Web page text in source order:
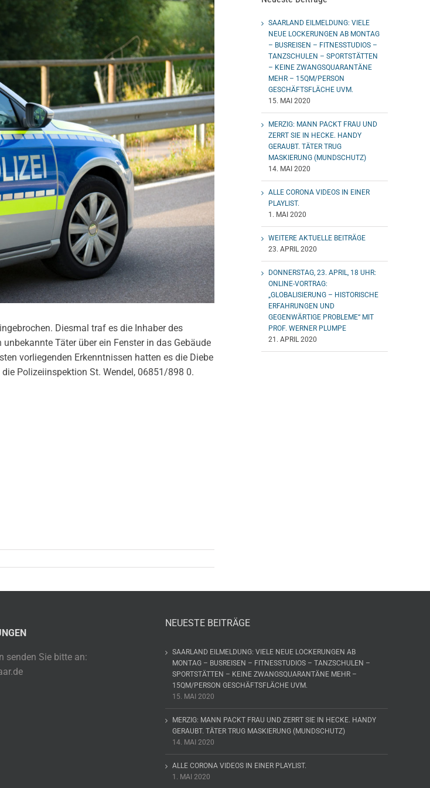
Diesmal traf es die Inhaber des
Täter über ein Fenster in das Gebäude
vorliegenden Erkenntnissen hatten es die Diebe
Polizeiinspektion St. Wendel, 06851/898 0.
SAARLAND EILMELDUNG: VIELE
NEUE LOCKERUNGEN AB MONTAG
– BUSREISEN – FITNESSTUDIOS –
TANZSCHULEN – SPORTSTÄTTEN
– KEINE ZWANGSQUARANTÄNE
MEHR – 15QM/PERSON
GESCHÄFTSFLÄCHE UVM.
15. MAI 2020
MERZIG: MANN PACKT FRAU UND
ZERRT SIE IN HECKE. HANDY
GERAUBT. TÄTER TRUG
MASKIERUNG (MUNDSCHUTZ)
14. MAI 2020
ALLE CORONA VIDEOS IN EINER
PLAYLIST.
1. MAI 2020
WEITERE AKTUELLE BEITRÄGE
23. APRIL 2020
DONNERSTAG, 23. APRIL, 18 UHR:
ONLINE-VORTRAG:
„GLOBALISIERUNG – HISTORISCHE
ERFAHRUNGEN UND
GEGENWÄRTIGE PROBLEME“ MIT
PROF. WERNER PLUMPE
21. APRIL 2020
senden Sie bitte an:
NEUESTE BEITRÄGE
SAARLAND EILMELDUNG: VIELE NEUE LOCKERUNGEN AB
MONTAG – BUSREISEN – FITNESSTUDIOS – TANZSCHULEN –
SPORTSTÄTTEN – KEINE ZWANGSQUARANTÄNE MEHR –
15QM/PERSON GESCHÄFTSFLÄCHE UVM.
15. MAI 2020
MERZIG: MANN PACKT FRAU UND ZERRT SIE IN HECKE. HANDY
GERAUBT. TÄTER TRUG MASKIERUNG (MUNDSCHUTZ)
14. MAI 2020
ALLE CORONA VIDEOS IN EINER PLAYLIST.
1. MAI 2020